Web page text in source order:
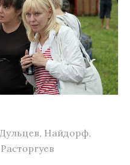
Дульцев, Найдорф,
Расторгуев